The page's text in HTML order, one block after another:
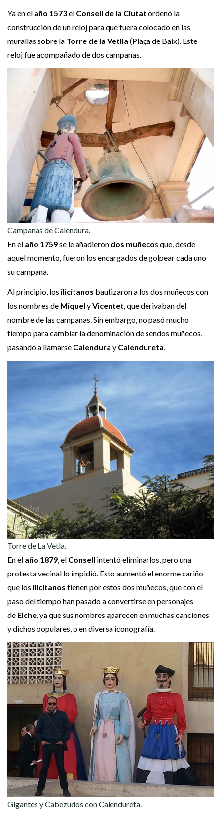
Ya en el año 1573el Consell de la Ciutat ordenó la
construcción de un reloj para que fuera colocado en las
murallas sobre la Torre de la Vetlla (Plaça de Baix). Este
reloj fue acompañado de dos campanas.
Campanas de Calendura.
En el año 1759se le añadieron dos muñecos que, desde
aquel momento, fueron los encargados de golpear cada uno
su campana.
Al principio, los ilicitanos bautizaron a los dos muñecos con
los nombres de Miquel yVicentet , que derivaban del
nombre de las campanas. Sin embargo, no pasó mucho
tiempo para cambiar la denominación de sendos muñecos,
pasando a llamarse Calendura y Calendureta
Torre de La Vetla.
En el año 1879, el Consell intentó eliminarlos, pero una
protesta vecinal lo impidió. Esto aumentó el enorme cariño
que los ilicitanos tienen por estos dos muñecos, que con el
paso del tiempo han pasado a convertirse en personajes
de Elche, ya que sus nombres aparecen en muchas canciones
y dichos populares, o en diversa iconografía.
Gigantes y Cabezudos con Calendureta.